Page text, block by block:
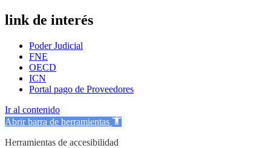
link de interés
Poder Judicial
FNE
OECD
ICN
Portal pago de Proveedores
Ir al contenido
Abrir barra de herramientas
Herramientas de accesibilidad